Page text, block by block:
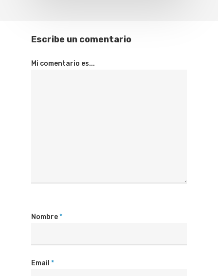
Escribe un comentario
Mi comentario es...
Nombre*
Email *